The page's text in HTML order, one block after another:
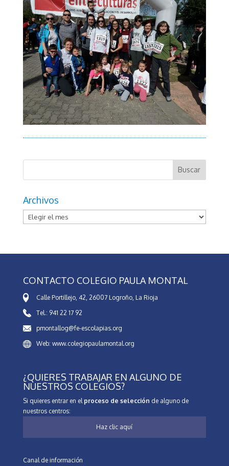
Archivos
Archivos
CONTACTO COLEGIO PAULA MONTAL
Calle Portillejo, 42, 26007 Logroño, La Rioja
Tel.: 941 22 17 92
pmontallog@fe-escolapias.org
Web: www.colegiopaulamontal.org
¿QUIERES TRABAJAR EN ALGUNO DE
NUESTROS COLEGIOS?
Si quieres entrar en el proceso de selección de alguno de
nuestros centros:
Haz clic aquí
Canal de información